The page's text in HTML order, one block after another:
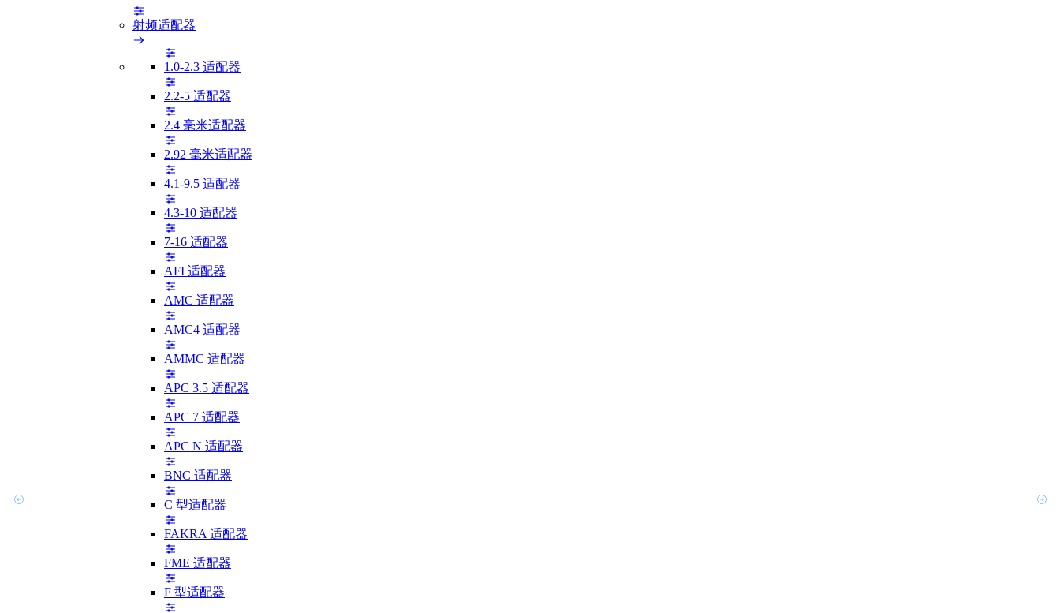
射频适配器
1.0-2.3 适配器
2.2-5 适配器
2.4 毫米适配器
2.92 毫米适配器
4.1-9.5 适配器
4.3-10 适配器
7-16 适配器
AFI 适配器
AMC 适配器
AMC4 适配器
AMMC 适配器
APC 3.5 适配器
APC 7 适配器
APC N 适配器
BNC 适配器
C 型适配器
FAKRA 适配器
FME 适配器
F 型适配器